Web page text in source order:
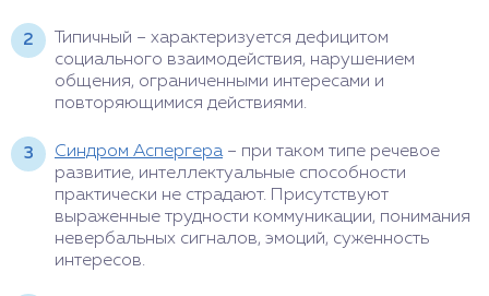
Типичный – характеризуется дефицитом
социального взаимодействия, нарушением
общения, ограниченными интересами и
повторяющимися действиями.
Синдром Аспергера– при таком типе речевое
развитие, интеллектуальные способности
практически не страдают. Присутствуют
выраженные трудности коммуникации, понимания
невербальных сигналов, эмоций, суженность
интересов.